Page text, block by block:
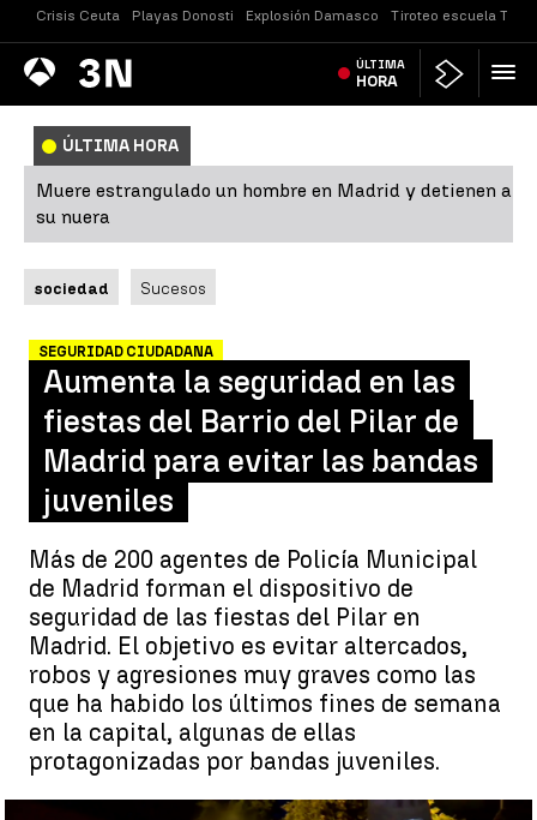
Crisis Ceuta Playas Donosti Explosión Damasco Tiroteo escuela
Antena
3 Noticias ÚLTIMA
HORA
ÚLTIMA HORA
Muere estrangulado un hombre en Madrid y detienen a
su nuera
sociedad Sucesos
SEGURIDAD CIUDADANA
Aumenta la seguridad en las
fiestas del Barrio del Pilar de
Madrid para evitar las bandas
juveniles
Más de 200 agentes de Policía Municipal
de Madrid forman el dispositivo de
seguridad de las fiestas del Pilar en
Madrid. El objetivo es evitar altercados,
robos y agresiones muy graves como las
que ha habido los últimos fines de semana
en la capital, algunas de ellas
protagonizadas por bandas juveniles.